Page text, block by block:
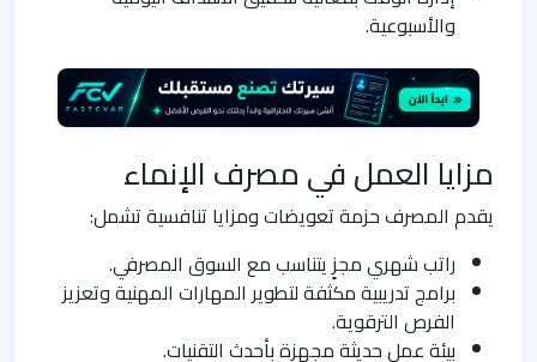
والأسبوعية.
مزايا العمل في مصرف الإنماء
يقدم المصرف حزمة تعويضات ومزايا تنافسية تشمل:
راتب شهري مجزٍ يتناسب مع السوق المصرفي.
برامج تدريبية مكثفة لتطوير المهارات المهنية وتعزيز
الفرص الترقوية.
بيئة عمل حديثة مجهزة بأحدث التقنيات.